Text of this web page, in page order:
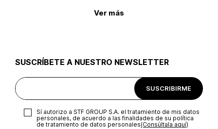
Ver más
SUSCRÍBETE A NUESTRO NEWSLETTER
SUSCRIBIRME
Sí autorizo a STF GROUP S.A. el tratamiento de mis datos
personales, de acuerdo a las finalidades de su política
de tratamiento de datos personales‎(Consúltala aquí)